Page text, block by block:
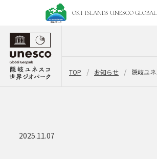
OKI ISLANDS UNESCO
TOP お知らせ 隠岐ユ
2025.11.07